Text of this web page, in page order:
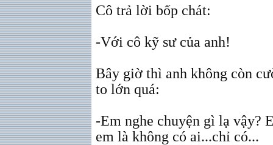
Cô trả lời bốp chát:
-Với cô kỹ sư của anh!
Bây giờ thì anh không còn
to lớn quá:
-Em nghe chuyện gì lạ vậy?
em là không có ai...chỉ có...